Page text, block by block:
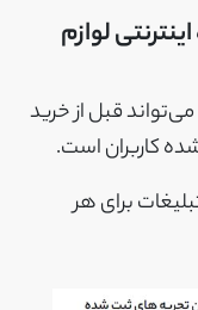
لوازم
قبل از خرید
کاربران است.
برای هر